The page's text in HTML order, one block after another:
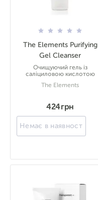
The Elements Purifying
Gel Cleanser
Очищуючий гель із
саліциловою кислотою
The Elements
424 грн
Немає в наявності